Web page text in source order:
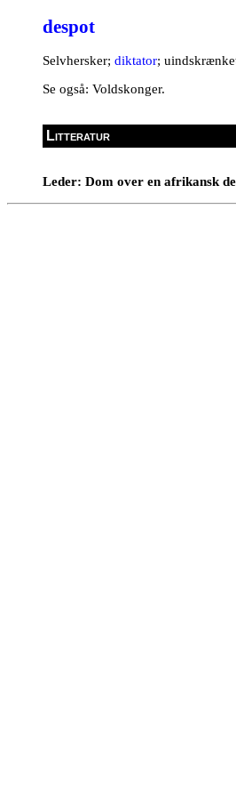
despot
Selvhersker; diktator;
Se også: Voldskonger.
Litteratur
Leder: Dom over en afrikansk